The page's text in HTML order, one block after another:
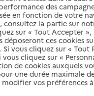
des
en fonction de votre
consultez la partie sur
sur « Tout Accepter
déposeront ces cookies
vous cliquez sur « Tout
vous cliquez sur «
de cookies auxquels
une durée maximale
vos préférences